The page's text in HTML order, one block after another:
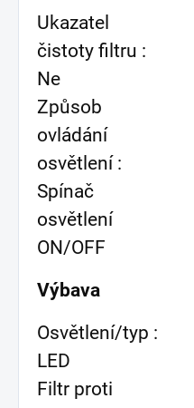
Ukazatel
čistoty filtru :
Ne
Způsob
ovládání
osvětlení :
Spínač
osvětlení
ON/OFF
Výbava
Osvětlení/typ :
LED
Filtr proti